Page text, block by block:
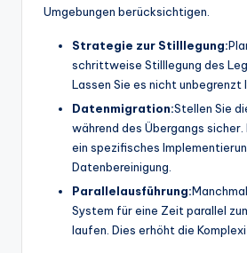
Umgebungen berücksichtigen.
Strategie zur Stilllegung:
schrittweise Stilllegung des
Lassen Sie es nicht unbegrenzt
Datenmigration:Stellen Sie
während des Übergangs
ein spezifisches
Datenbereinigung.
Parallelausführung:
System für eine Zeit parallel
laufen. Dies erhöht die